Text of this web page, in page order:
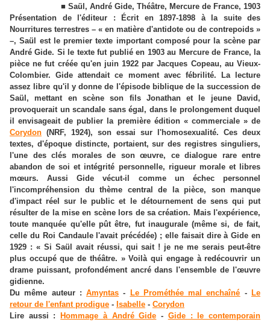
■ Saül, André Gide, Théâtre, Mercure de France, 1903
Présentation de l'éditeur : Écrit en 1897-1898 à la suite des
Nourritures terrestres – « en matière d'antidote ou de contrepoids »
–, Saül est le premier texte important composé pour la scène par
André Gide. Si le texte fut publié en 1903 au Mercure de France, la
pièce ne fut créée qu'en juin 1922 par Jacques Copeau, au Vieux-
Colombier. Gide attendait ce moment avec fébrilité. La lecture
assez libre qu'il y donne de l'épisode biblique de la succession de
Saül, mettant en scène son fils Jonathan et le jeune David,
provoquerait un scandale sans égal, dans le prolongement duquel
il envisageait de publier la première édition « commerciale » de
Corydon (NRF, 1924), son essai sur l'homosexualité. Ces deux
textes, d'époque distincte, portaient, sur des registres singuliers,
l'une des clés morales de son œuvre, ce dialogue rare entre
abandon de soi et intégrité personnelle, rigueur morale et libres
mœurs. Aussi Gide vécut-il comme un échec personnel
l'incompréhension du thème central de la pièce, son manque
d'impact réel sur le public et le détournement de sens qui put
résulter de la mise en scène lors de sa création. Mais l'expérience,
toute manquée qu'elle pût être, fut inaugurale (même si, de fait,
celle du Roi Candaule l'avait précédée) ; elle faisait dire à Gide en
1929 : « Si Saül avait réussi, qui sait ! je ne me serais peut-être
plus occupé que de théâtre. » Voilà qui engage à redécouvrir un
drame puissant, profondément ancré dans l'ensemble de l'œuvre
gidienne.
Du même auteur :Amyntas - Le Prométhée mal enchaîné - Le
retour de l'enfant prodigue - Isabelle - Corydon
Lire aussi :
Hommage à André Gide - Gide : le contemporain